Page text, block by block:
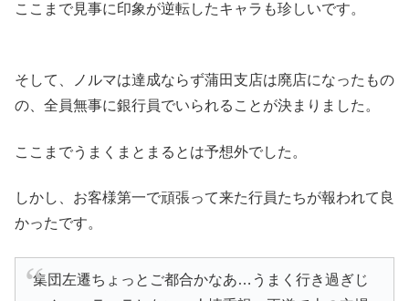
ここまで見事に印象が逆転したキャラも珍しいです。
そして、ノルマは達成ならず蒲田支店は廃店になったもの
の、全員無事に銀行員でいられることが決まりました。
ここまでうまくまとまるとは予想外でした。
しかし、お客様第一で頑張って来た行員たちが報われて良
かったです。
集団左遷ちょっとご都合かなあ…うまく行き過ぎじ